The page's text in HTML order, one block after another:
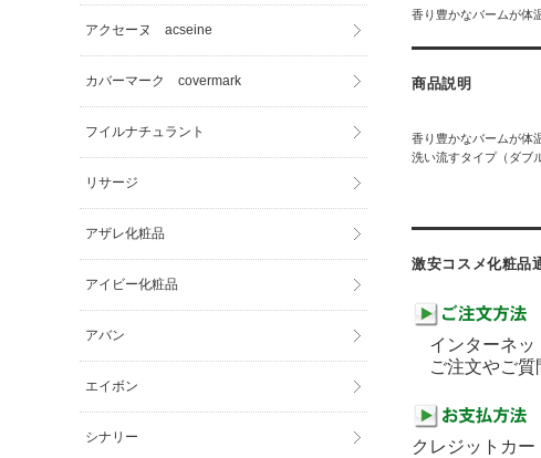
香り豊かなバームが体
商品説明
香り豊かなバームが体
洗い流すタイプ（ダブ
激安コスメ化粧品
インターネッ
ご注文やご質
クレジットカ
アクセーヌ acseine
カバーマーク covermark
フイルナチュラント
リサージ
アザレ化粧品
アイビー化粧品
アバン
エイボン
シナリー